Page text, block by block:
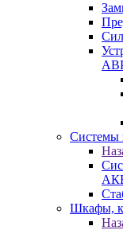
Системы
Шкафы,